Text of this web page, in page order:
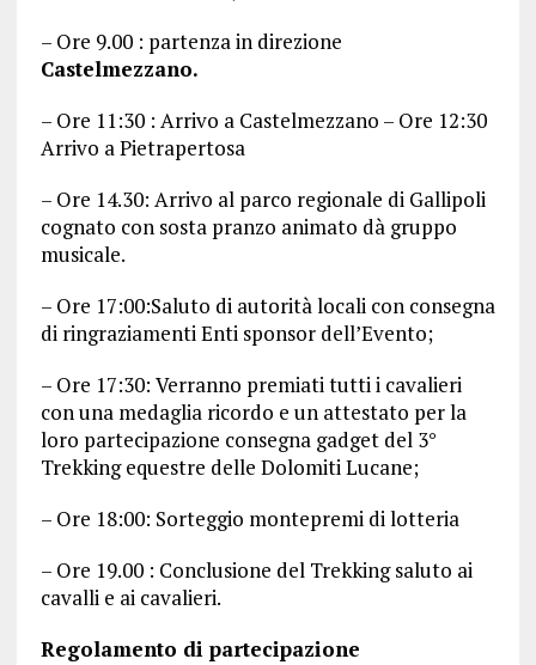
– Ore 9.00 : partenza in direzione
Castelmezzano.
– Ore 11:30 : Arrivo a Castelmezzano – Ore 12:30
Arrivo a Pietrapertosa
– Ore 14.30: Arrivo al parco regionale di Gallipoli
cognato con sosta pranzo animato dà gruppo
musicale.
– Ore 17:00:Saluto di autorità locali con consegna
di ringraziamenti Enti sponsor dell’Evento;
– Ore 17:30: Verranno premiati tutti i cavalieri
con una medaglia ricordo e un attestato per la
loro partecipazione consegna gadget del 3°
Trekking equestre delle Dolomiti Lucane;
– Ore 18:00: Sorteggio montepremi di lotteria
– Ore 19.00 : Conclusione del Trekking saluto ai
cavalli e ai cavalieri.
Regolamento di partecipazione